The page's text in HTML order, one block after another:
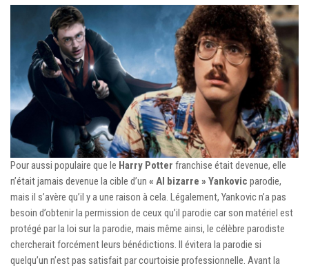
Pour aussi populaire que le Harry Potter franchise était devenue, elle
n’était jamais devenue la cible d’un « Al bizarre » Yankovic parodie,
mais il s’avère qu’il y a une raison à cela. Légalement, Yankovic n’a pas
besoin d’obtenir la permission de ceux qu’il parodie car son matériel est
protégé par la loi sur la parodie, mais même ainsi, le célèbre parodiste
chercherait forcément leurs bénédictions. Il évitera la parodie si
quelqu’un n’est pas satisfait par courtoisie professionnelle. Avant la